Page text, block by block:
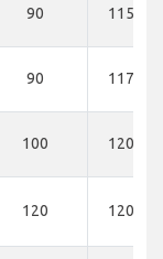
90 115 KM
90 117 KM
100 120 KM
120 120 KM